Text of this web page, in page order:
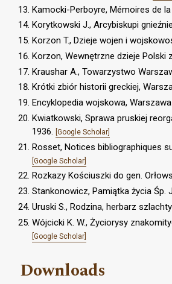
Kamocki-Perboyre, Mémoires de
Korytkowski J., Arcybiskupi
Korzon T., Dzieje wojen i
Korzon, Wewnętrzne dzieje Polski
Kraushar A., Towarzystwo
Krótki zbiór historii greckiej,
Encyklopedia wojskowa,
Kwiatkowski, Sprawa pruskiej
1936. [Google Scholar]
Rosset, Notices bibliographiques
[Google Scholar]
Rozkazy Kościuszki do gen.
Stankonowicz, Pamiątka życia Śp.
Uruski S., Rodzina, herbarz
Wójcicki K. W., Życiorysy
[Google Scholar]
Downloads